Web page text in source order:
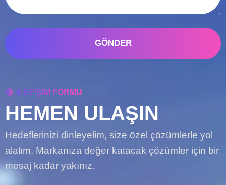
GÖNDER
İLETİŞİM FORMU
HEMEN ULAŞIN
Hedeflerinizi dinleyelim, size özel çözümlerle yol
alalım. Markanıza değer katacak çözümler için bir
mesaj kadar yakınız.